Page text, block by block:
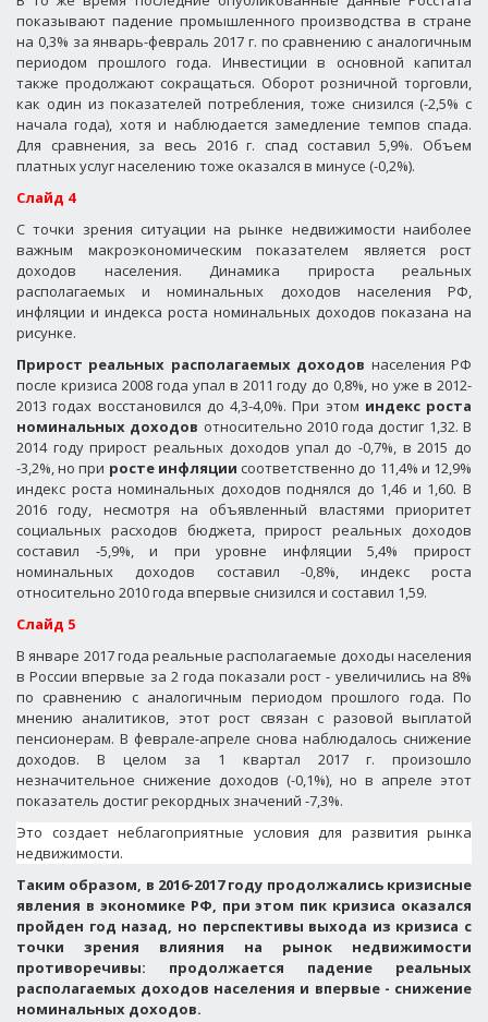
показывают падение промышленного производства в стране
на 0,3% за январь-февраль 2017 г. по сравнению с аналогичным
периодом прошлого года. Инвестиции в основной капитал
также продолжают сокращаться. Оборот розничной торговли,
как один из показателей потребления, тоже снизился (-2,5% с
начала года), хотя и наблюдается замедление темпов спада.
Для сравнения, за весь 2016 г. спад составил 5,9%. Объем
платных услуг населению тоже оказался в минусе (-0,2%).
Слайд 4
С точки зрения ситуации на рынке недвижимости наиболее
важным макроэкономическим показателем является рост
доходов населения. Динамика прироста реальных
располагаемых и номинальных доходов населения РФ,
инфляции и индекса роста номинальных доходов показана на
рисунке.
Прирост реальных располагаемых доходов населения РФ
после кризиса 2008 года упал в 2011 году до 0,8%, но уже в 2012-
2013 годах восстановился до 4,3-4,0%. При этом индекс роста
номинальных доходов относительно 2010 года достиг 1,32. В
2014 году прирост реальных доходов упал до -0,7%, в 2015 до
-3,2%, но при росте инфляции соответственно до 11,4% и 12,9%
индекс роста номинальных доходов поднялся до 1,46 и 1,60. В
2016 году, несмотря на объявленный властями приоритет
социальных расходов бюджета, прирост реальных доходов
составил -5,9%, и при уровне инфляции 5,4% прирост
номинальных доходов составил -0,8%, индекс роста
относительно 2010 года впервые снизился и составил 1,59.
Слайд 5
В январе 2017 года реальные располагаемые доходы населения
в России впервые за 2 года показали рост - увеличились на 8%
по сравнению с аналогичным периодом прошлого года. По
мнению аналитиков, этот рост связан с разовой выплатой
пенсионерам. В феврале-апреле снова наблюдалось снижение
доходов. В целом за 1 квартал 2017 г. произошло
незначительное снижение доходов (-0,1%), но в апреле этот
показатель достиг рекордных значений -7,3%.
Это создает неблагоприятные условия для развития рынка
недвижимости.
Таким образом, в 2016-2017 году продолжались кризисные
явления в экономике РФ, при этом пик кризиса оказался
пройден год назад, но перспективы выхода из кризиса с
точки зрения влияния на рынок недвижимости
противоречивы: продолжается падение реальных
располагаемых доходов населения и впервые - снижение
номинальных доходов.